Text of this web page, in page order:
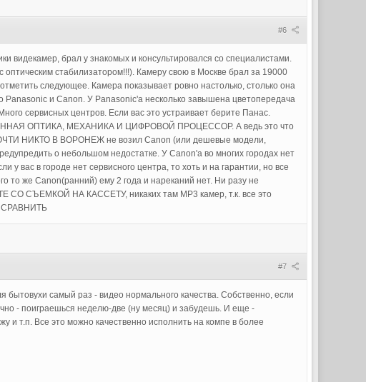
#6
видекамер, брал у знакомых и консультировался со специалистами.
стабилизатором!!!). Камеру свою в Москве брал за 19000
следующее. Камера показывает ровно настолько, столько она
и Canon. У Panasonic'a несколько завышена цветопередача
сервисных центров. Если вас это устраивает берите Панас.
ОПТИКА, МЕХАНИКА И ЦИФРОВОЙ ПРОЦЕССОР. А ведь это что
НИКТО В ВОРОНЕЖ не возил Canon (или дешевые модели,
о небольшом недостатке. У Canon'a во многих городах нет
вас в городе нет сервисного центра, то хоть и на гарантии, но все
то же Canon(ранний) ему 2 года и нареканий нет. Ни разу не
СО СЪЕМКОЙ НА КАССЕТУ, никаких там MP3 камер, т.к. все это
СРАВНИТЬ
#7
бытовухи самый раз - видео нормального качества. Собственно, если
- поиграешься неделю-две (ну месяц) и забудешь. И еще -
и т.п. Все это можно качественно исполнить на компе в более